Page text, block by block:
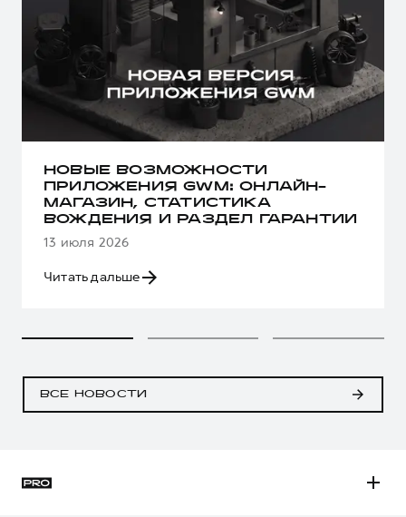
НОВЫЕ ВОЗМОЖНОСТИ
ПРИЛОЖЕНИЯ GWM: ОНЛАЙН-
МАГАЗИН, СТАТИСТИКА
ВОЖДЕНИЯ И РАЗДЕЛ ГАРАНТИИ
13 июля 2026
Читать дальше
ВСЕ НОВОСТИ